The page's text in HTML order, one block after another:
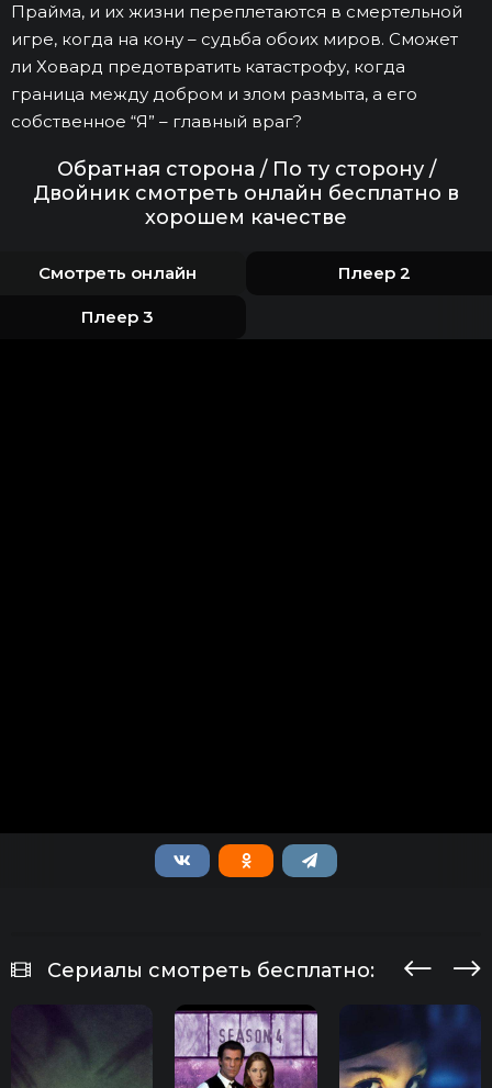
Прайма, и их жизни переплетаются в смертельной
игре, когда на кону – судьба обоих миров. Сможет
ли Ховард предотвратить катастрофу, когда
граница между добром и злом размыта, а его
собственное “Я” – главный враг?
Обратная сторона / По ту сторону /
Двойник смотреть онлайн бесплатно в
хорошем качестве
Смотреть онлайн Плеер 2
Плеер 3
Сериалы смотреть бесплатно: